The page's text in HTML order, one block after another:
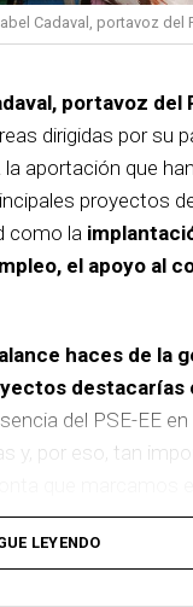
Cadaval, portavoz del
portavoz del
dirigidas por su
aportación que
proyectos
como la
el apoyo al
haces de la
del PSE-EE
y, por eso, tan
cinco ascensores
LEYENDO